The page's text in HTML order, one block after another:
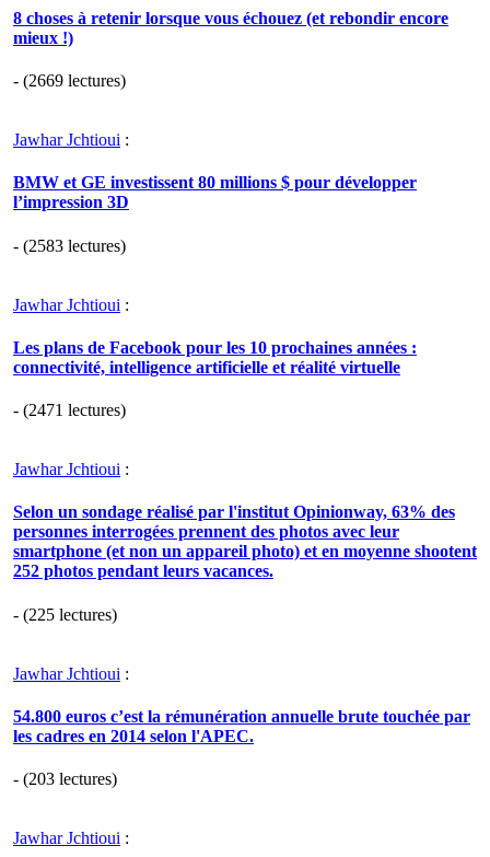
8 choses à retenir lorsque vous échouez (et rebondir encore
mieux !)
- (2669 lectures)
Jawhar Jchtioui :
BMW et GE investissent 80 millions $ pour développer
l’impression 3D
- (2583 lectures)
Jawhar Jchtioui :
Les plans de Facebook pour les 10 prochaines années :
connectivité, intelligence artificielle et réalité virtuelle
- (2471 lectures)
Jawhar Jchtioui :
Selon un sondage réalisé par l'institut Opinionway, 63% des
personnes interrogées prennent des photos avec leur
smartphone (et non un appareil photo) et en moyenne shootent
252 photos pendant leurs vacances.
- (225 lectures)
Jawhar Jchtioui :
54.800 euros c’est la rémunération annuelle brute touchée par
les cadres en 2014 selon l'APEC.
- (203 lectures)
Jawhar Jchtioui :